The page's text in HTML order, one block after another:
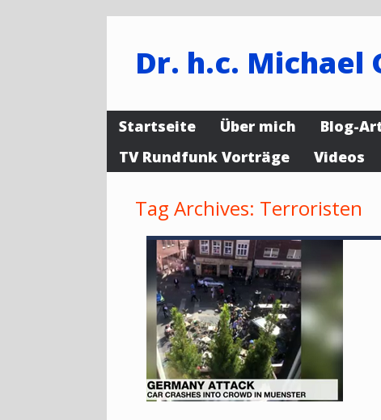
Dr. h.c. Michael
Startseite Über mich Blog-
TV Rundfunk Vorträge
Videos
Tag Archives: Terroristen